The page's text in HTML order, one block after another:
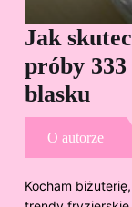
Jak
próby
blasku
O autorze
Kocham